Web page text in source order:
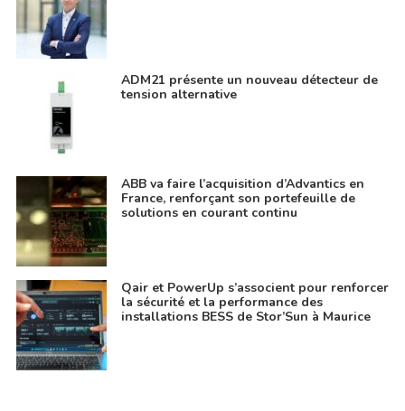
ADM21 présente un nouveau détecteur de
tension alternative
ABB va faire l’acquisition d’Advantics en
France, renforçant son portefeuille de
solutions en courant continu
Qair et PowerUp s’associent pour renforcer
la sécurité et la performance des
installations BESS de Stor’Sun à Maurice